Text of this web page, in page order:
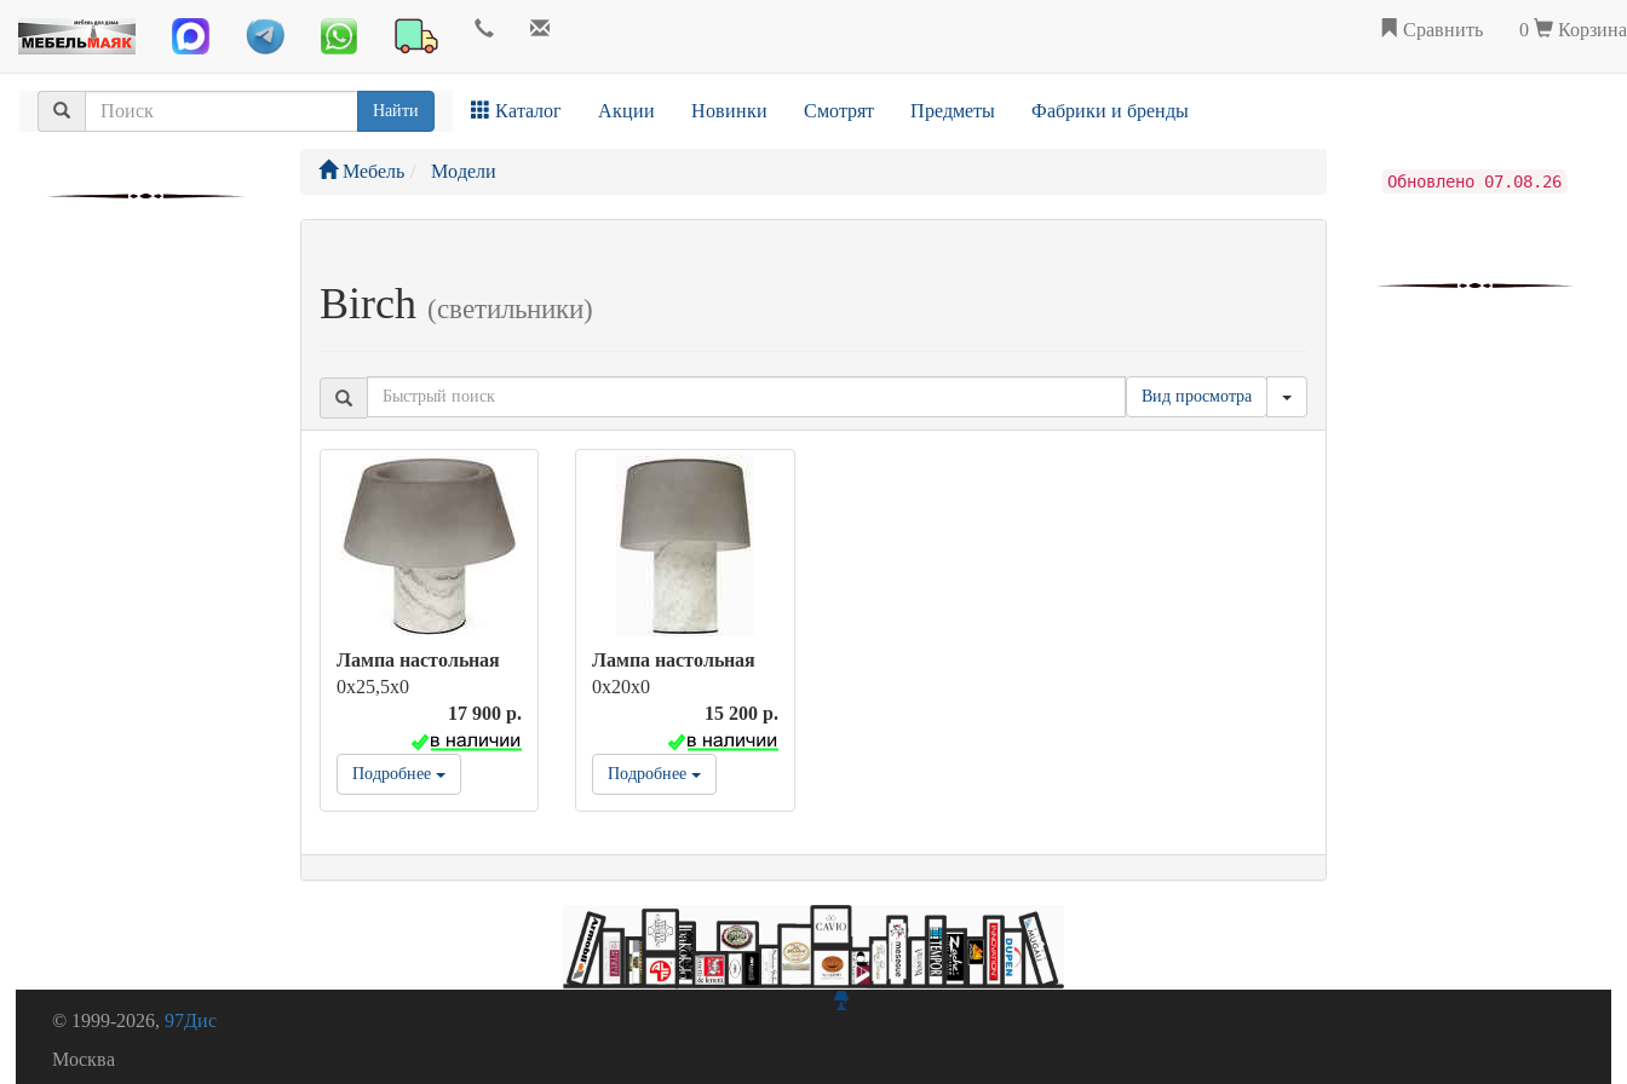
Сравнить 0 Корзина
Найти Каталог Акции Новинки Смотрят Предметы Фабрики и бренды
Мебель Модели
Birch (светильники)
Вид просмотра
Лампа настольная
0х25,5х0
17 900 р.
Подробнее
Лампа настольная
0х20х0
15 200 р.
Подробнее
Обновлено 07.08.26
© 1999-2026,97Дис
Москва